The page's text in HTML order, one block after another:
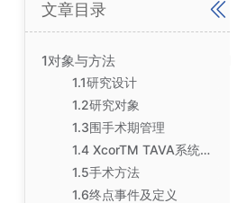
文章目录
1对象与方法
1.1研究设计
1.2研究对象
1.3围手术期管理
1.4 XcorTM TAVA系统组成
1.5手术方法
1.6终点事件及定义